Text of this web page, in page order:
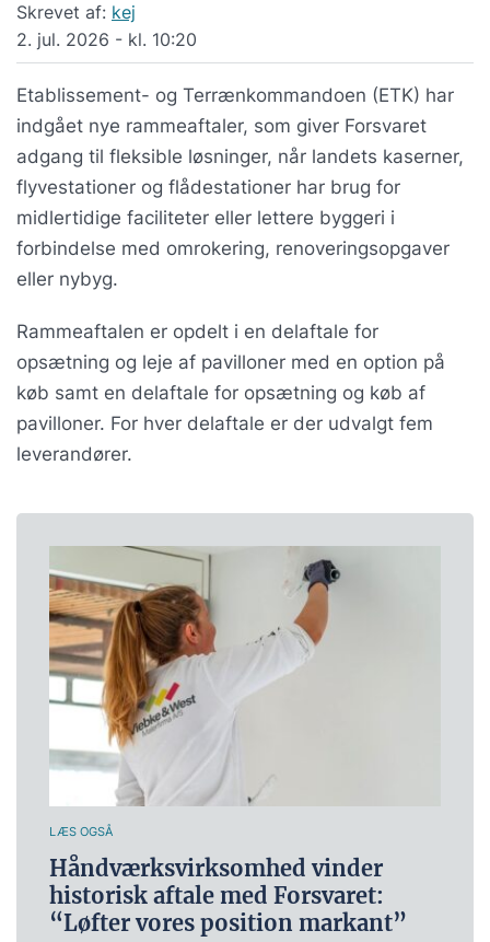
Skrevet af: kej
2. jul. 2026 - kl. 10:20
Etablissement- og Terrænkommandoen (ETK) har
indgået nye rammeaftaler, som giver Forsvaret
adgang til fleksible løsninger, når landets kaserner,
flyvestationer og flådestationer har brug for
midlertidige faciliteter eller lettere byggeri i
forbindelse med omrokering, renoveringsopgaver
eller nybyg.
Rammeaftalen er opdelt i en delaftale for
opsætning og leje af pavilloner med en option på
køb samt en delaftale for opsætning og køb af
pavilloner. For hver delaftale er der udvalgt fem
leverandører.
LÆS OGSÅ
Håndværksvirksomhed vinder
historisk aftale med Forsvaret:
“Løfter vores position markant”